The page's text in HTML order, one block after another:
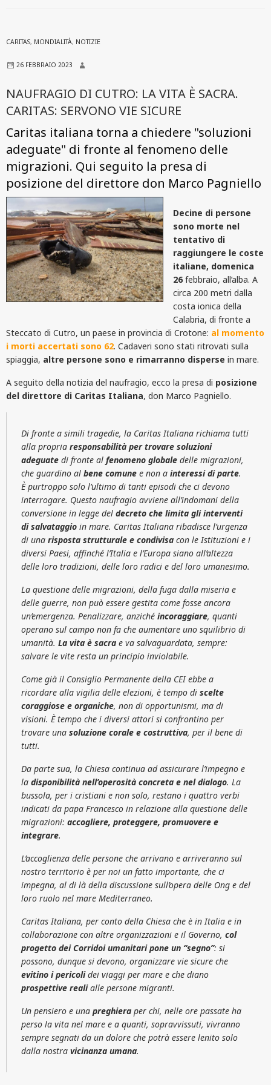
CARITAS, MONDIALITÀ, NOTIZIE
26 FEBBRAIO 2023
NAUFRAGIO DI CUTRO: LA VITA È SACRA.
CARITAS: SERVONO VIE SICURE
Caritas italiana torna a chiedere "soluzioni
adeguate" di fronte al fenomeno delle
migrazioni. Qui seguito la presa di
posizione del direttore don Marco Pagniello
Decine di persone
sono morte nel
tentativo di
raggiungere le coste
italiane, domenica
26febbraio, all’alba. A
circa 200 metri dalla
costa ionica della
Calabria, di fronte a
Steccato di Cutro, un paese in provincia di Crotone: al momento
i morti accertati sono 62. Cadaveri sono stati ritrovati sulla
spiaggia, altre persone sono e rimarranno disperse in mare.
A seguito della notizia del naufragio, ecco la presa di posizione
del direttore di Caritas Italiana, don Marco Pagniello.
Di fronte a simili tragedie, la Caritas Italiana richiama tutti
alla propria responsabilità per trovare soluzioni
adeguate di fronte al fenomeno globale delle migrazioni,
che guardino al bene comune e non a interessi di parte.
È purtroppo solo l’ultimo di tanti episodi che ci devono
interrogare. Questo naufragio avviene all’indomani della
conversione in legge del decreto che limita gli interventi
di salvataggio in mare. Caritas Italiana ribadisce l’urgenza
di una risposta strutturale e condivisa con le Istituzioni e i
diversi Paesi, affinché l’Italia e l’Europa siano all’altezza
delle loro tradizioni, delle loro radici e del loro umanesimo.
La questione delle migrazioni, della fuga dalla miseria e
delle guerre, non può essere gestita come fosse ancora
un’emergenza. Penalizzare, anziché incoraggiare, quanti
operano sul campo non fa che aumentare uno squilibrio di
umanità. La vita è sacra e va salvaguardata, sempre:
salvare le vite resta un principio inviolabile.
Come già il Consiglio Permanente della CEI ebbe a
ricordare alla vigilia delle elezioni, è tempo di scelte
coraggiose e organiche, non di opportunismi, ma di
visioni. È tempo che i diversi attori si confrontino per
trovare una soluzione corale e costruttiva, per il bene di
tutti.
Da parte sua, la Chiesa continua ad assicurare l’impegno e
la disponibilità nell’operosità concreta e nel dialogo. La
bussola, per i cristiani e non solo, restano i quattro verbi
indicati da papa Francesco in relazione alla questione delle
migrazioni: accogliere, proteggere, promuovere e
integrare.
L’accoglienza delle persone che arrivano e arriveranno sul
nostro territorio è per noi un fatto importante, che ci
impegna, al di là della discussione sull’opera delle Ong e del
loro ruolo nel mare Mediterraneo.
Caritas Italiana, per conto della Chiesa che è in Italia e in
collaborazione con altre organizzazioni e il Governo, col
progetto dei Corridoi umanitari pone un “segno”: si
possono, dunque si devono, organizzare vie sicure che
evitino i pericolidei viaggi per mare e che diano
prospettive realialle persone migranti.
Un pensiero e una preghiera per chi, nelle ore passate ha
perso la vita nel mare e a quanti, sopravvissuti, vivranno
sempre segnati da un dolore che potrà essere lenito solo
dalla nostra vicinanza umana.